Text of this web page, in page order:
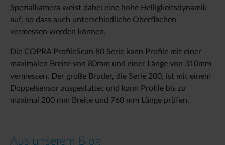
Spezialkamera weist dabei eine hohe Helligkeitsdynamik
auf, so dass auch unterschiedliche Oberflächen
vermessen werden können.
Die COPRA ProfileScan 80 Serie kann Profile mit einer
maximalen Breite von 80mm und einer Länge von 310mm
vermessen. Der große Bruder, die Serie 200, ist mit einem
Doppelsensor ausgestattet und kann Profile bis zu
maximal 200 mm Breite und 760 mm Länge prüfen.
Aus unserem Blog